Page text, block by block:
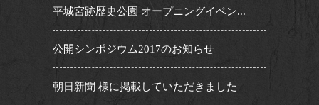
平城宮跡歴史公園 オープニングイベン...
公開シンポジウム2017のお知らせ
朝日新聞 様に掲載していただきました